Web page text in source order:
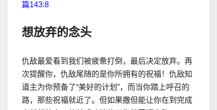
篇143:8
想放弃的念头
仇敌最爱看到我们被疲惫打倒，最后决定放弃。再
次提醒你，仇敌尾随的是你所拥有的祝福！仇敌知
道主为你预备了“美好的计划 ”，而当你踏上呼召的
路，那些祝福就近了。但如果撒但能让你在到完成